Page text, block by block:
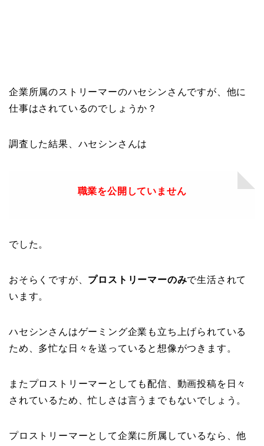
企業所属のストリーマーのハセシンさんですが、他に
仕事はされているのでしょうか？
調査した結果、ハセシンさんは
職業を公開していません
でした。
おそらくですが、 プロストリーマーのみで生活されて
います。
ハセシンさんはゲーミング企業も立ち上げられている
ため、多忙な日々を送っていると想像がつきます。
またプロストリーマーとしても配信、動画投稿を日々
されているため、忙しさは言うまでもないでしょう。
プロストリーマーとして企業に所属しているなら、他